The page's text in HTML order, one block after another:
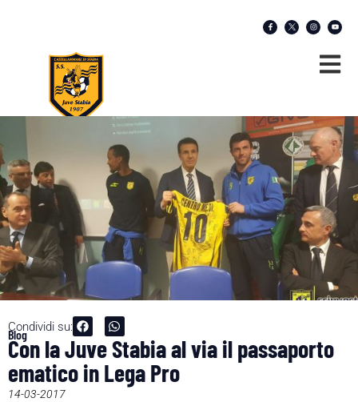
Condividi su:
Blog
Con la Juve Stabia al via il passaporto
ematico in Lega Pro
14-03-2017